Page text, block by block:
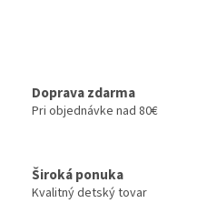
Doprava zdarma
Pri objednávke nad 80€
Široká ponuka
Kvalitný detský tovar